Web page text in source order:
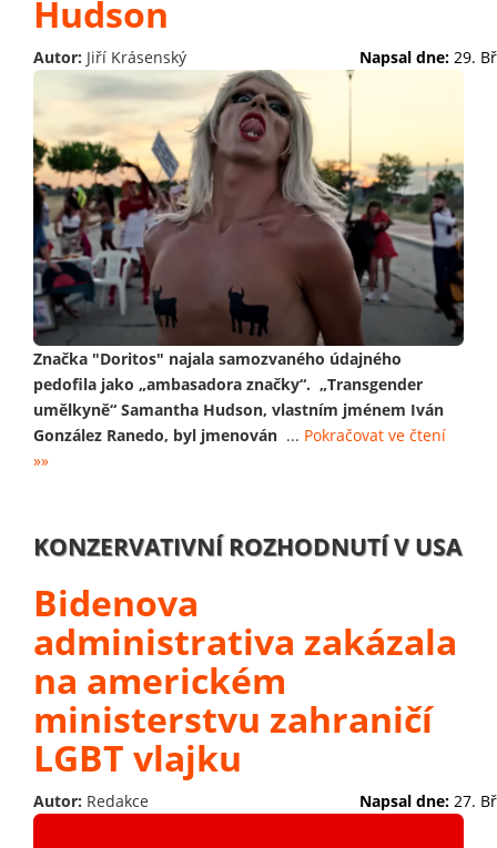
Hudson
Autor: Jiří Krásenský Napsal dne: 29.
Značka "Doritos" najala samozvaného údajného
pedofila jako „ambasadora značky“. „Transgender
umělkyně“ Samantha Hudson, vlastním jménem Iván
González Ranedo, byl jmenován ... Pokračovat ve čtení
»»
KONZERVATIVNÍ ROZHODNUTÍ V USA
Bidenova
administrativa zakázala
na americkém
ministerstvu zahraničí
LGBT vlajku
Autor: Redakce Napsal dne: 27.